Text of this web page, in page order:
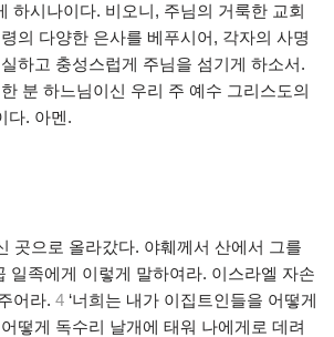
하시나이다. 비오니, 주님의 거룩한 교회
의 다양한 은사를 베푸시어, 각자의 사명
하고 충성스럽게 주님을 섬기게 하소서.
분 하느님이신 우리 주 예수 그리스도의
다. 아멘.
곳으로 올라갔다. 야훼께서 산에서 그를
일족에게 이렇게 말하여라. 이스라엘 자손
어라. 4 ‘너희는 내가 이집트인들을 어떻게
떻게 독수리 날개에 태워 나에게로 데려